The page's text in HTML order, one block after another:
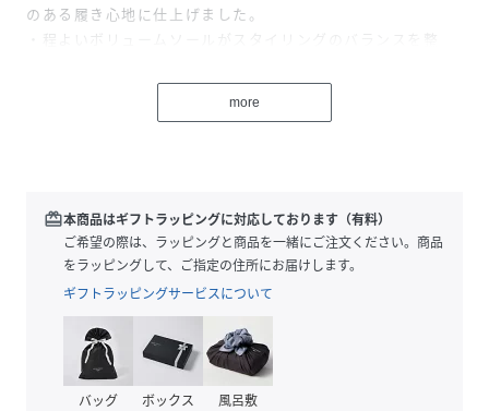
のある履き心地に仕上げました。
・程よいボリュームソールがスタイリングのバランスを整
・ヒールに慣れてない方も履きやすい4.3cmのヒールです
ングスカートとも好相性。
性別タイプ レディース
【甲材】合成皮革
【底材】合成底
more
redeem本商品はギフトラッピングに対応しております（有料）
ご希望の際は、ラッピングと商品を一緒にご注文ください。商品
をラッピングして、ご指定の住所にお届けします。
ギフトラッピングサービスについて
バッグ ボックス 風呂敷